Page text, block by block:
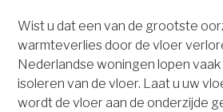
Wist u dat een van de grootste
warmteverlies door de vloer
Nederlandse woningen lopen
isoleren van de vloer. Laat u uw
wordt de vloer aan de onderzijde